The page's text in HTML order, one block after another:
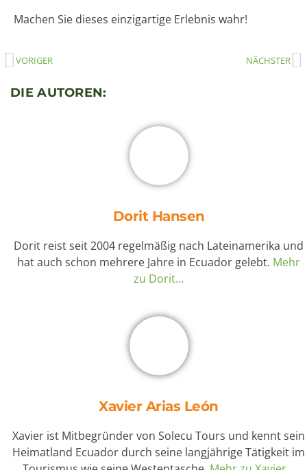
Machen Sie dieses einzigartige Erlebnis wahr!
VORIGER NÄCHSTER
DIE AUTOREN:
Dorit Hansen
hat auch schon mehrere Jahre in Ecuador gelebt.
Xavier Arias León
Xavier ist Mitbegründer von Solecu Tours und kennt sein
Heimatland Ecuador durch seine langjährige Tätigkeit im
Tourismus wie seine Westentasche.
ChileEcuadorGalapagos Kolumbien PanamaPeruKultur
Natur & TiereReiseerlebnisse InselhoppingKreuzfahrten